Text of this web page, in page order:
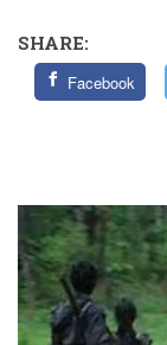
SHARE:
Facebook